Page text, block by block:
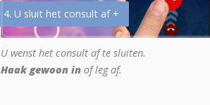
4. U sluit het consult af +
U wenst het consult af te sluiten.
Haak gewoon in of leg af.